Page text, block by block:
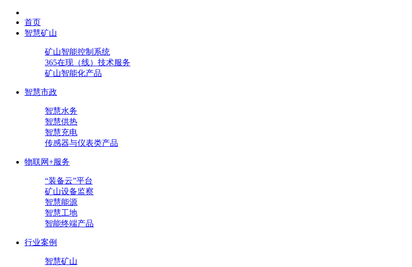
首页
智慧矿山
矿山智能控制系统
365在现（线）技术服务
矿山智能化产品
智慧市政
智慧水务
智慧供热
智慧充电
传感器与仪表类产品
物联网+服务
“装备云”平台
矿山设备监察
智慧能源
智慧工地
智能终端产品
行业案例
智慧矿山